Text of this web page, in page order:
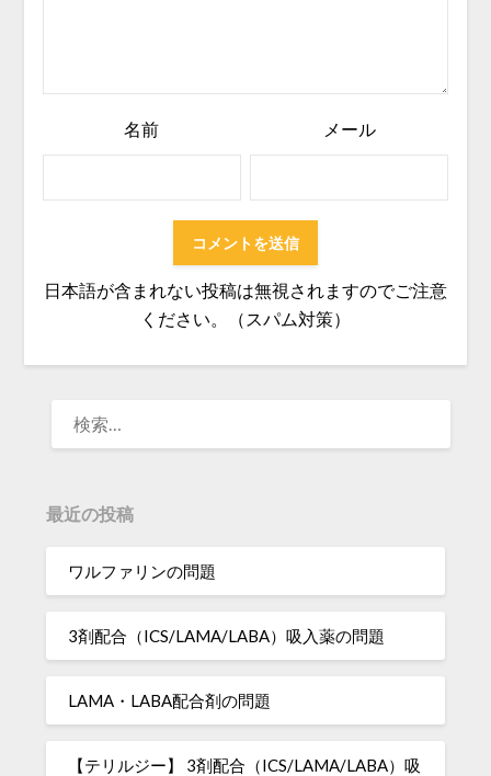
名前 メール
日本語が含まれない投稿は無視されますのでご注意
ください。（スパム対策）
最近の投稿
ワルファリンの問題
3剤配合（ICS/LAMA/LABA）吸入薬の問題
LAMA・LABA配合剤の問題
【テリルジー】 3剤配合（ICS/LAMA/LABA）吸